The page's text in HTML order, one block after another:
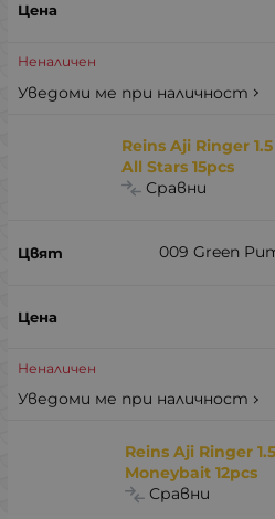
Неналичен
Уведоми ме при наличност
Reins Aji Ringer
All Stars 15pcs
Сравни
009 Green
Неналичен
Уведоми ме при наличност
Reins Aji Ringer
Moneybait 12pcs
Сравни